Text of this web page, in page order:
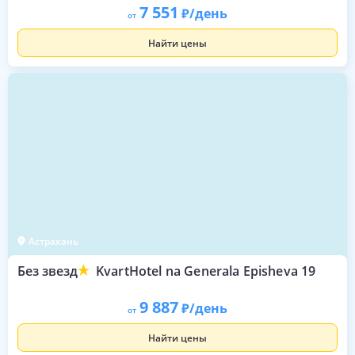
от 7 551 /день
Найти цены
Астрахань
Без звезд KvartHotel na Generala Episheva 19
от 9 887 /день
Найти цены